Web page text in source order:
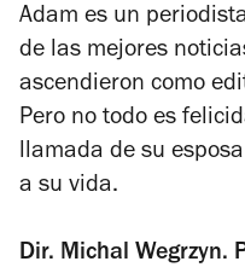
Adam es un
de las mejores
ascendieron como
Pero no todo es
llamada de su
a su vida.
Dir. Michal Wegrzyn.